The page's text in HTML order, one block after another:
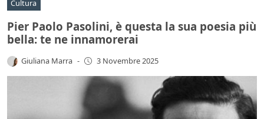
Cultura
Pier Paolo Pasolini, è questa la sua poesia più
bella: te ne innamorerai
Giuliana Marra - 3 Novembre 2025